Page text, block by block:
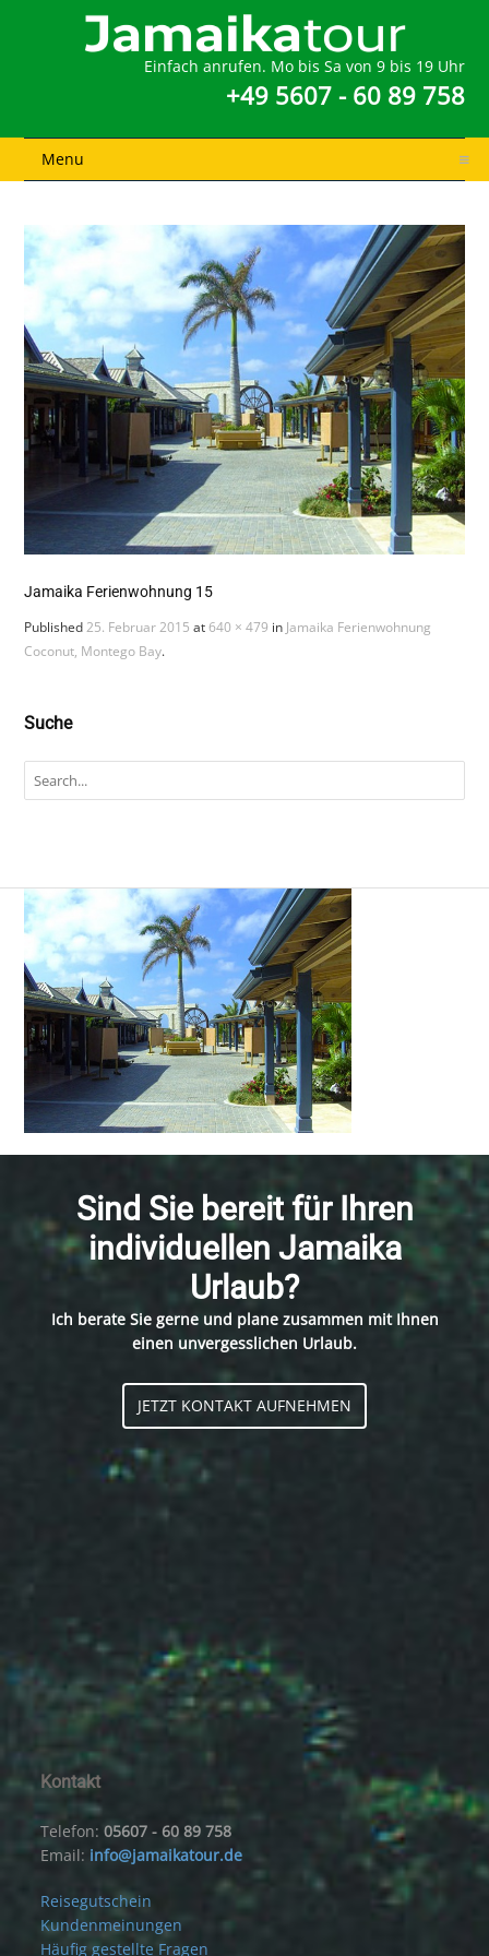
Einfach anrufen. Mo bis Sa von 9 bis 19 Uhr
+49 5607 - 60 89 758
Menu
Jamaika Ferienwohnung 15
Published25. Februar 2015 at 640 × 479 in Jamaika Ferienwohnung
Coconut, Montego Bay.
Suche
Sind Sie bereit für Ihren
individuellen Jamaika
Urlaub?
Ich berate Sie gerne und plane zusammen mit Ihnen
einen unvergesslichen Urlaub.
JETZT KONTAKT AUFNEHMEN
Kontakt
Telefon:05607 - 60 89 758
Email: info@jamaikatour.de
Reisegutschein
Kundenmeinungen
Häufig gestellte Fragen